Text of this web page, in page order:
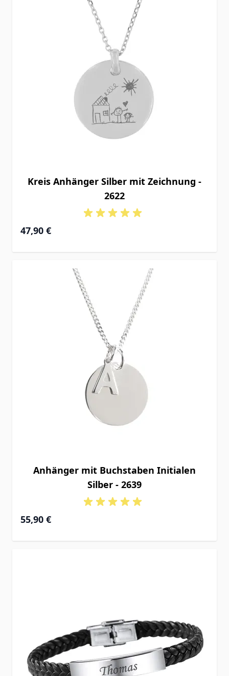
Kreis Anhänger Silber mit Zeichnung -
2622
47,90 €
Anhänger mit Buchstaben Initialen
Silber - 2639
55,90 €